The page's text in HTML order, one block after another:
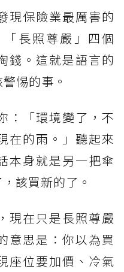
現保險業最厲害的
長照尊嚴」四個
錢。這就是語言的
惕的事。
：「環境變了，不
在的雨。」聽起來
本身就是另一把傘
該買新的了。
現在只是長照尊嚴
意思是：你以為買
座位要加價、冷氣